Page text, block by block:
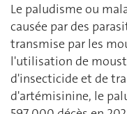
Le paludisme ou
causée par des
transmise par les
l'utilisation de
d'insecticide et de
d'artémisinine, le